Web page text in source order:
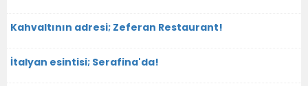
Kahvaltının adresi; Zeferan Restaurant!
İtalyan esintisi; Serafina'da!